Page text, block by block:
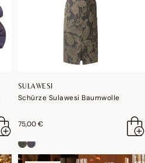
SULAWESI
Schürze Sulawesi Baumwolle
75,00 €